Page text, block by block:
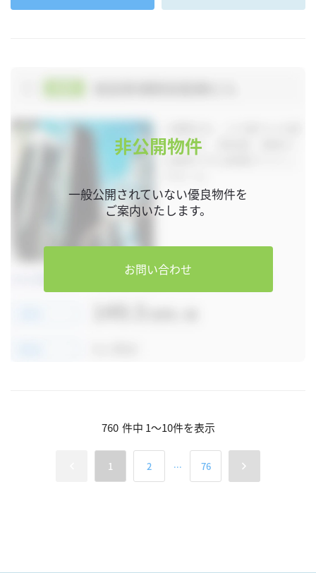
非公開物件
一般公開されていない優良物件を
ご案内いたします。
お問い合わせ
760 件中 1～10件を表示
1 2 ... 76